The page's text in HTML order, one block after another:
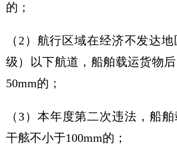
的；
（2）航行区域在经济不发达
级）以下航道，船舶载运货物
50mm的；
（3）本年度第二次违法，船
干舷不小于100mm的；